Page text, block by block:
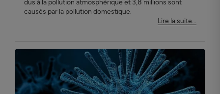
dus à la pollution atmosphérique et 3,8 millions sont
causés par la pollution domestique.
Lire la suite...